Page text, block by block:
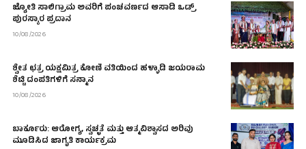
ಜ್ಯೋತಿ ಸಾಲಿಗ್ರಾಮ ಅವರಿಗೆ ಪಂಚವರ್ಣದ ಆಸಾಡಿ ಒಡ್ರ್
ಪುರಸ್ಕಾರ ಪ್ರದಾನ
10/08/2026
ಶ್ವೇತ ಛತ್ರ ಯಕ್ಷಮಿತ್ರ ಕೋಣಿ ವತಿಯಿಂದ ಹಳ್ಳಾಡಿ ಜಯರಾಮ
ಶೆಟ್ಟಿ ದಂಪತಿಗಳಿಗೆ ಸನ್ಮಾನ
10/08/2026
ಬಾರ್ಕೂರು: ಆರೋಗ್ಯ, ಸ್ವಚ್ಛತೆ ಮತ್ತು ಆತ್ಮವಿಶ್ವಾಸದ ಅರಿವು
ಮೂಡಿಸಿದ ಜಾಗೃತಿ ಕಾರ್ಯಕ್ರಮ